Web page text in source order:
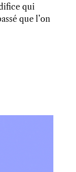
qui
que l’on